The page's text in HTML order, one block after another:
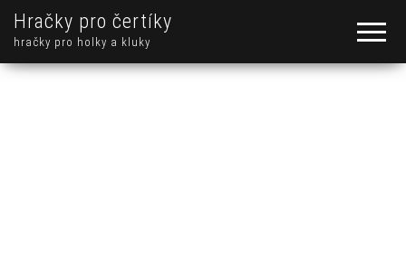
Hračky pro čertíky
hračky pro holky a kluky